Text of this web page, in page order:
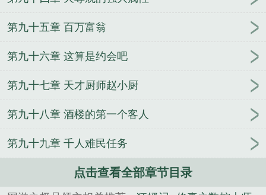
第九十五章 百万富翁
第九十六章 这算是约会吧
第九十七章 天才厨师赵小厨
第九十八章 酒楼的第一个客人
第九十九章 千人难民任务
点击查看全部章节目录